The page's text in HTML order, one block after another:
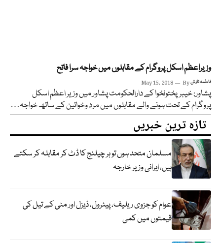
وزیراعظم اسکل پروگرام کے مقابلوں میں خواجہ سرا فاتح
May 15, 2018 Byفاطمہ نازش
پشاور: خیبرپختونخوا کے دارالحکومت پشاور میں وزیر اعظم اسکل
پروگرام کے تحت ہونے والے مقابلوں میں مرد وخواتین کے ساتھ خواجہ…
تازہ ترین خبریں
مسلمان متحد ہوں تو ہر چیلنج کا ڈٹ کر مقابلہ کر سکتے
ہیں، ایرانی وزیر خارجہ
عوام کو جزوی ریلیف، پیٹرول، ڈیزل اور مٹی کے تیل کی
قیمتوں میں کمی